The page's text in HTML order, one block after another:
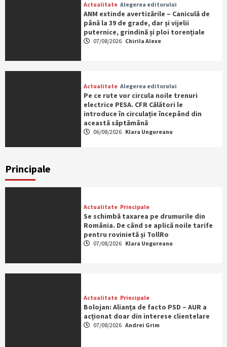
Actualitate Alegerea editorului
ANM extinde avertizările – Caniculă de
până la 39 de grade, dar și vijelii
puternice, grindină și ploi torențiale
07/08/2026 Chirila Alexe
Actualitate Alegerea editorului
Pe ce rute vor circula noile trenuri
electrice PESA. CFR Călători le
introduce în circulație începând din
această săptămână
06/08/2026 Klara Ungureanu
Principale
Actualitate Principale
Se schimbă taxarea pe drumurile din
România. De când se aplică noile tarife
pentru rovinietă și TollRo
07/08/2026 Klara Ungureanu
Actualitate Principale
Bolojan: Alianța de facto PSD – AUR a
acționat doar din interese clientelare
07/08/2026 Andrei Grim